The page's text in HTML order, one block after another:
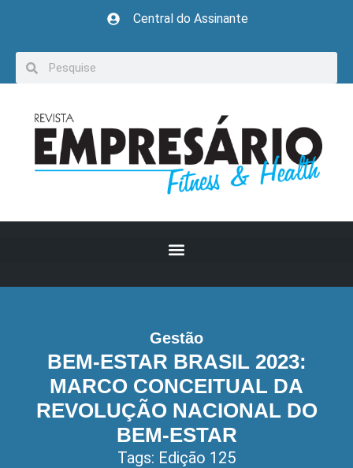
Central do Assinante
Gestão
BEM-ESTAR BRASIL 2023:
MARCO CONCEITUAL DA
REVOLUÇÃO NACIONAL DO
BEM-ESTAR
Tags: Edição 125